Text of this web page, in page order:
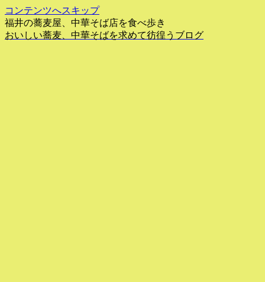
コンテンツへスキップ
福井の蕎麦屋、中華そば店を食べ歩き
おいしい蕎麦、中華そばを求めて彷徨うブログ